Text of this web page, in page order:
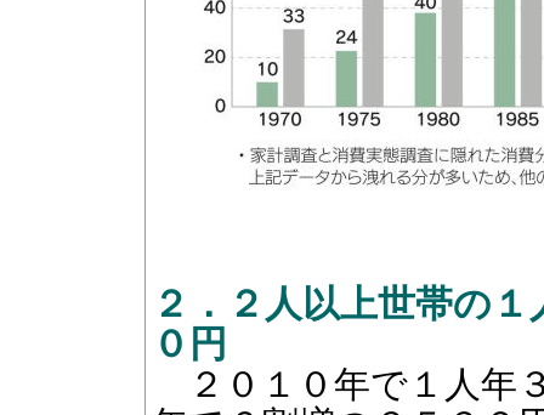
２．２人以上世帯の
０円
２０１０年で１人年